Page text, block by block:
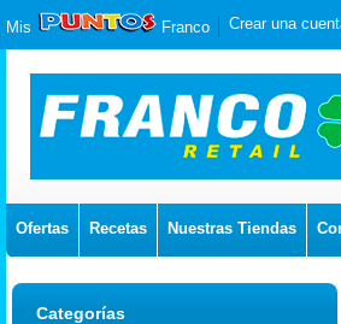
Mis Franco Crear una
Ofertas Recetas Nuestras Tiendas
Categorías